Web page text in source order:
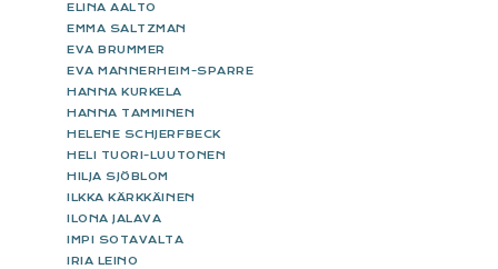
ELINA AALTO
EMMA SALTZMAN
EVA BRUMMER
EVA MANNERHEIM-SPARRE
HANNA KURKELA
HANNA TAMMINEN
HELENE SCHJERFBECK
HELI TUORI-LUUTONEN
HILJA SJÖBLOM
ILKKA KÄRKKÄINEN
ILONA JALAVA
IMPI SOTAVALTA
IRIA LEINO